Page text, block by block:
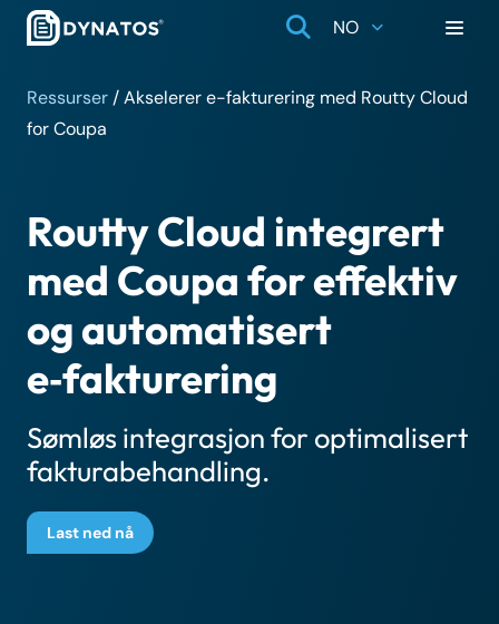
NO
Ressurser /Akselerer e-fakturering med Routty Cloud
for Coupa
Routty Cloud integrert
med Coupa for effektiv
og automatisert
e‑fakturering
Sømløs integrasjon for optimalisert
fakturabehandling.
Last ned nå